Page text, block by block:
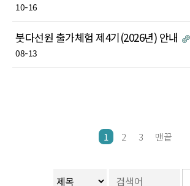
10-16
붓다선원 출가체험 제4기(2026년) 안내
08-13
1 2 3 맨끝